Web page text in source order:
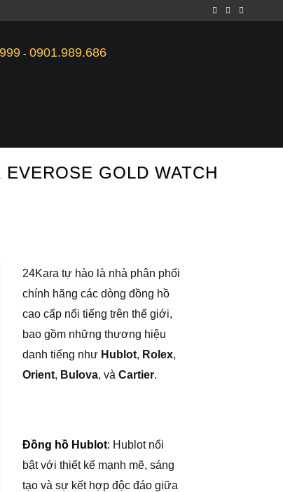
- 0901.989.686
GOLD WATCH
24Kara tự hào là nhà phân phối
chính hãng các dòng đồng hồ
cao cấp nổi tiếng trên thế giới,
bao gồm những thương hiệu
danh tiếng như Hublot, Rolex,
Orient, Bulova, và Cartier.
Đồng hồ Hublot: Hublot nổi
bật với thiết kế mạnh mẽ, sáng
tạo và sự kết hợp độc đáo giữa